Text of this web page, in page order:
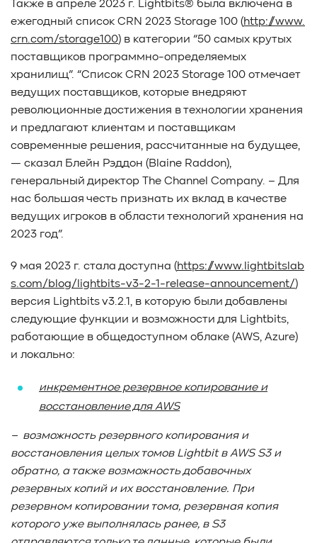
Также в апреле 2023 г. Lightbits® была включена в
ежегодный список CRN 2023 Storage 100 (http://www.
crn.com/storage100) в категории “50 самых крутых
поставщиков программно-определяемых
хранилищ”. “Список CRN 2023 Storage 100 отмечает
ведущих поставщиков, которые внедряют
революционные достижения в технологии хранения
и предлагают клиентам и поставщикам
современные решения, рассчитанные на будущее,
— сказал Блейн Рэддон (Blaine Raddon),
генеральный директор The Channel Company. – Для
нас большая честь признать их вклад в качестве
ведущих игроков в области технологий хранения на
2023 год”.
9 мая 2023 г. стала доступна (https://www.lightbitslab
s.com/blog/lightbits-v3-2-1-release-announcement/)
версия Lightbits v3.2.1, в которую были добавлены
следующие функции и возможности для Lightbits,
работающие в общедоступном облаке (AWS, Azure)
и локально:
инкрементное резервное копирование и
восстановление для AWS
– возможность резервного копирования и
восстановления целых томов Lightbitв AWSS3 и
обратно, а также возможность добавочных
резервных копий и их восстановление. При
резервном копировании тома, резервная копия
которого уже выполнялась ранее, в S3